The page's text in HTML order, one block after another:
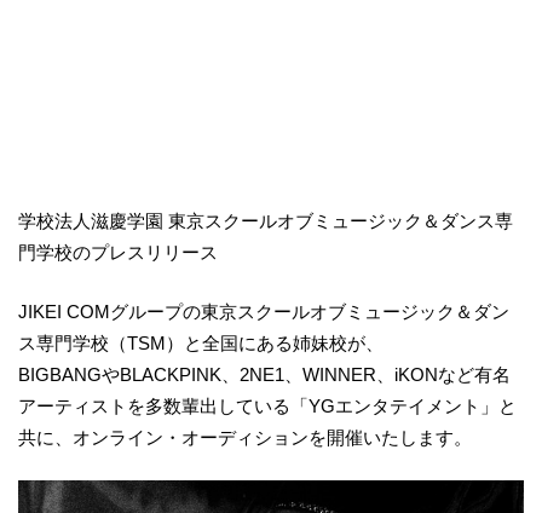
学校法人滋慶学園 東京スクールオブミュージック＆ダンス専
門学校のプレスリリース
JIKEI COMグループの東京スクールオブミュージック＆ダン
ス専門学校（TSM）と全国にある姉妹校が、
BIGBANGやBLACKPINK、2NE1、WINNER、iKONなど有名
アーティストを多数輩出している「YGエンタテイメント」と
共に、オンライン・オーディションを開催いたします。